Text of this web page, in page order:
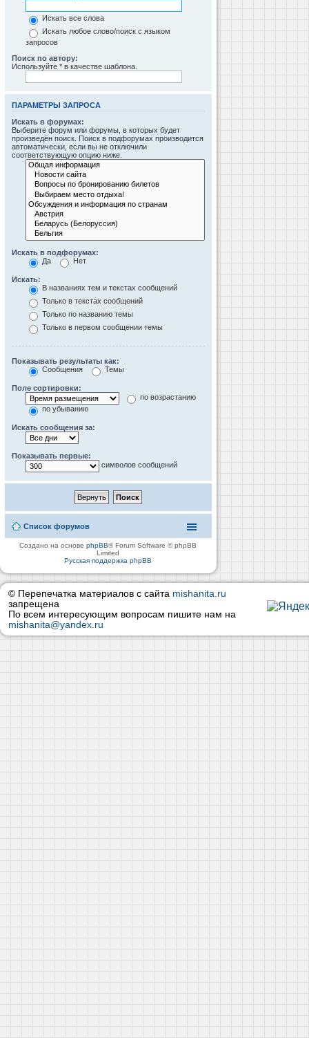
Искать все слова
Искать любое слово/поиск с языком
запросов
Поиск по автору:
Используйте * в качестве шаблона.
ПАРАМЕТРЫ ЗАПРОСА
Искать в форумах:
Выберите форум или форумы, в которых будет
произведён поиск. Поиск в подфорумах производится
автоматически, если вы не отключили
соответствующую опцию ниже.
Искать в подфорумах:
Да
Нет
Искать:
В названиях тем и текстах сообщений
Только в текстах сообщений
Только по названию темы
Только в первом сообщении темы
Показывать результаты как:
Сообщения
Темы
Поле сортировки:
по возрастанию
по убыванию
Искать сообщения за:
Показывать первые:
символов сообщений
Список форумов
Создано на основеphpBB® Forum Software © phpBB
Limited
Русская поддержка phpBB
© Перепечатка материалов с сайта mishanita.ru
запрещена
По всем интересующим вопросам пишите нам на
mishanita@yandex.ru